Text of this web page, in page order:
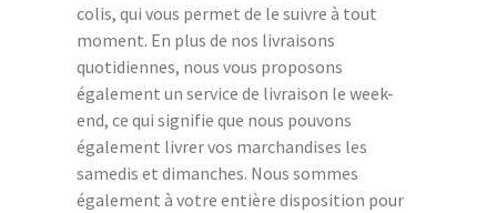
colis, qui vous permet de le suivre à tout
moment. En plus de nos livraisons
quotidiennes, nous vous proposons
également un service de livraison le week-
end, ce qui signifie que nous pouvons
également livrer vos marchandises les
samedis et dimanches. Nous sommes
également à votre entière disposition pour